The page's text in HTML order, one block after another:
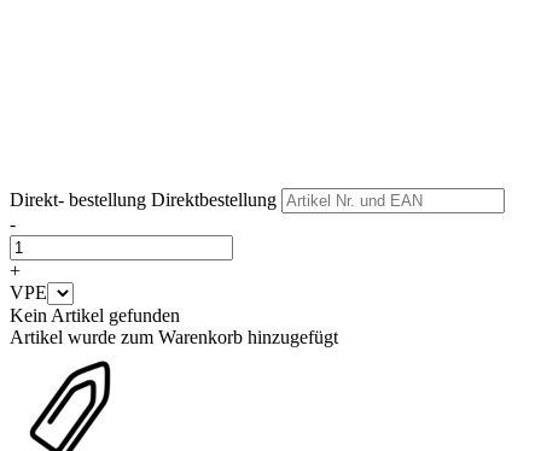
Direkt- bestellung Direktbestellung
-
+
VPE
Kein Artikel gefunden
Artikel wurde zum Warenkorb hinzugefügt